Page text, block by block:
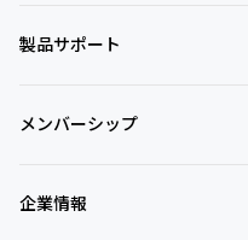
製品サポート
メンバーシップ
企業情報